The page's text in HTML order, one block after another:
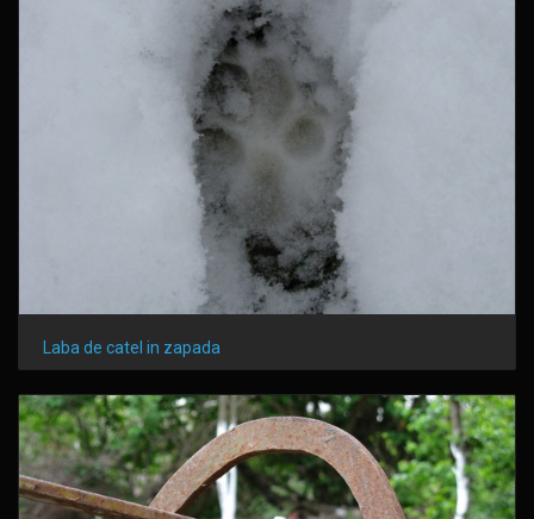
Laba de catel in zapada